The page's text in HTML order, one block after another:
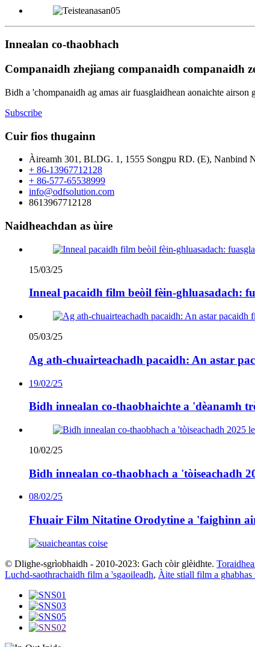
Innealan co-thaobhach
Companaidh zhejiang companaidh companaidh
Bidh a 'chompanaidh ag amas air fuasglaidhean aonaichte airson
Subscribe
Cuir fios thugainn
Àireamh 301, BLDG. 1, 1555 Songpu RD. (E), Nanbind
+ 86-13967712128
+ 86-577-65538999
info@odfsolution.com
8613967712128
Naidheachdan as ùire
15/03/25
Inneal pacaidh film beòil fèin-ghluasadach:
05/03/25
Ag ath-chuairteachadh pacaidh: An astar
19/02/25
Bidh innealan co-thaobhaichte a 'dèanamh
10/02/25
Bidh innealan co-thaobhach a 'tòiseachadh
08/02/25
Fhuair Film Nitatine Orodytine a 'faighinn
© Dlighe-sgrìobhaidh - 2010-2023: Gach còir glèidhte.
Luchd-saothrachaidh film a 'sgaoileadh, Àite stiall film a ghabhas